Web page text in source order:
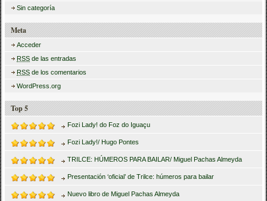
Sin categoría
Meta
Acceder
RSS de las entradas
RSS de los comentarios
WordPress.org
Top 5
Fozi Lady! do Foz do Iguaçu
Fozi Lady!/ Hugo Pontes
TRILCE: HÚMEROS PARA BAILAR/ Miguel Pachas Almeyda
Presentación ‘oficial’ de Trilce: húmeros para bailar
Nuevo libro de Miguel Pachas Almeyda